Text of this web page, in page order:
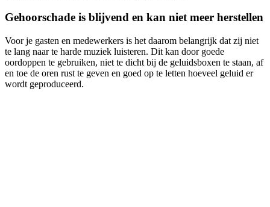
Gehoorschade is blijvend en kan niet meer herstellen
Voor je gasten en medewerkers is het daarom belangrijk dat zij niet
te lang naar te harde muziek luisteren. Dit kan door goede
oordoppen te gebruiken, niet te dicht bij de geluidsboxen te staan, af
en toe de oren rust te geven en goed op te letten hoeveel geluid er
wordt geproduceerd.